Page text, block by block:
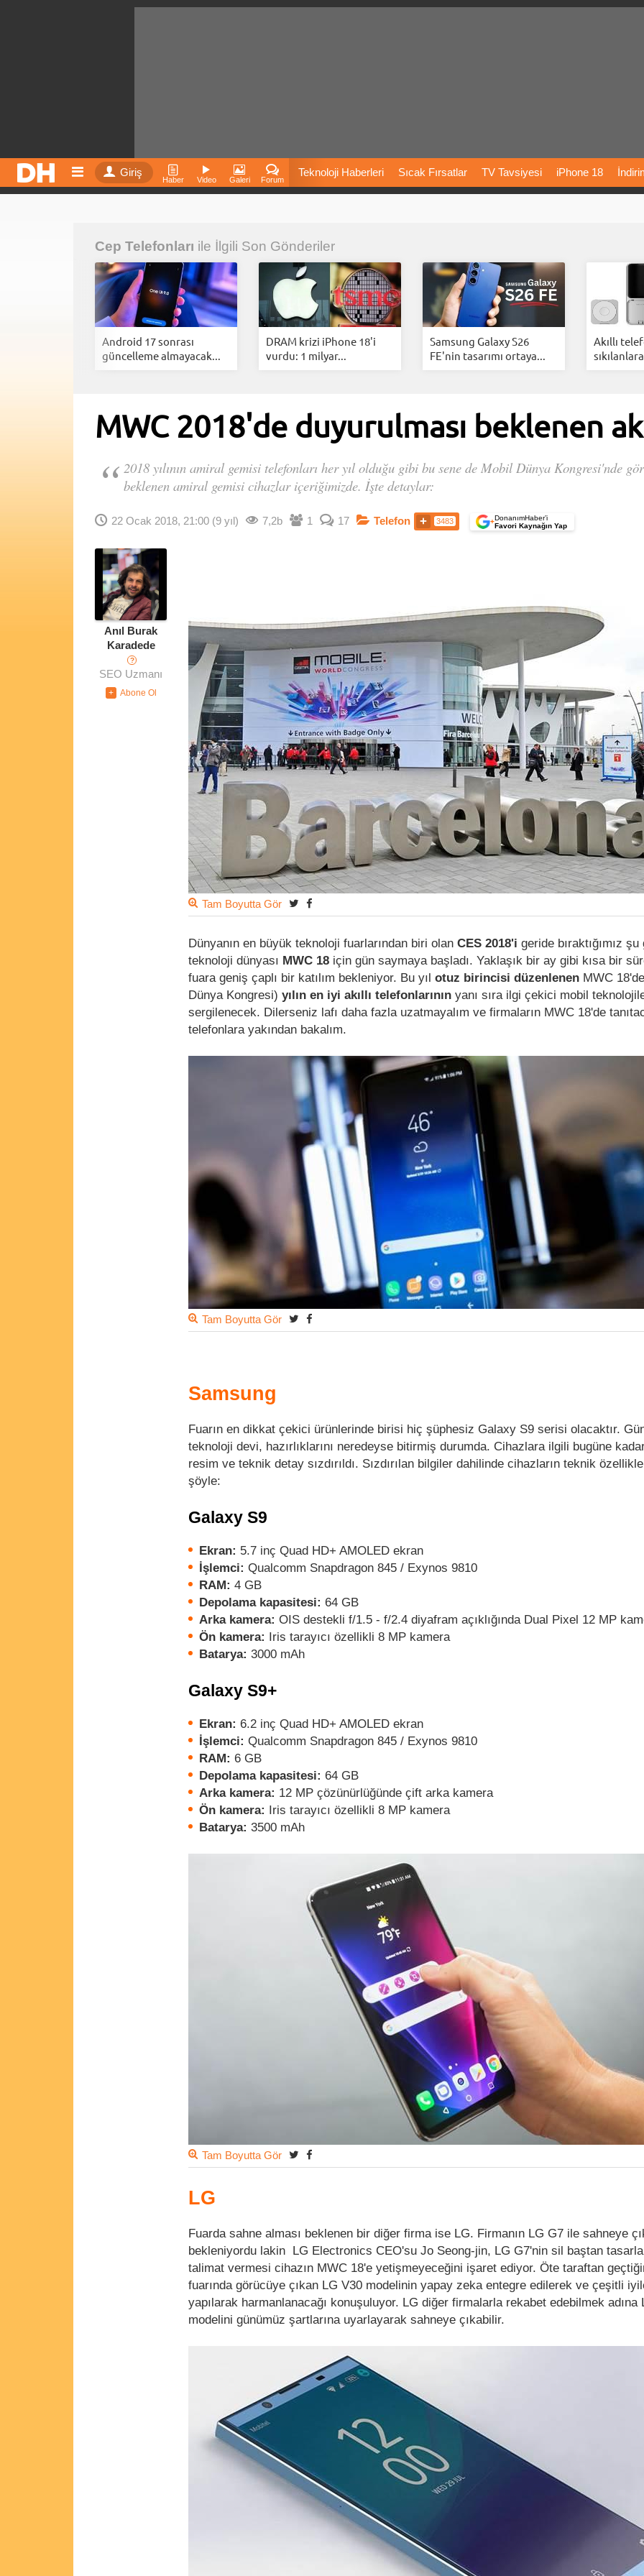
Giriş
Haber Video Galeri Forum
Teknoloji Haberleri Sıcak Fırsatlar TV Tavsiyesi iPhone 18
Fiyatları
İnstagram Dondurma İnstagram Çöktü Mü
Cep Telefonları ile İlgili Son Gönderiler
Android 17 sonrası
güncelleme almayacak...
DRAM krizi iPhone 18'i
vurdu: 1 milyar...
Samsung Galaxy S26
FE'nin tasarımı ortaya...
Akıllı
MWC 2018'de duyurulması beklenen
2018 yılının amiral gemisi telefonları her yıl olduğu gibi bu sene de Mobil Dünya Kongresi'nde
beklenen amiral gemisi cihazlar içeriğimizde. İşte detaylar:
22 Ocak 2018, 21:00 (9 yıl) 7,2b 1 17 Telefon 3483 +DonanımHaber’i
Favori Kaynağın Yap
Anıl Burak
Karadede
?
SEO Uzmanı
Tam Boyutta Gör
Dünyanın en büyük teknoloji fuarlarından biri olan CES 2018'i geride bıraktığımız
teknoloji dünyası MWC 18 için gün saymaya başladı. Yaklaşık bir ay gibi kısa bir
fuara geniş çaplı bir katılım bekleniyor. Bu yıl otuz birincisi düzenlenen MWC
Dünya Kongresi) yılın en iyi akıllı telefonlarının yanı sıra ilgi çekici mobil
sergilenecek. Dilerseniz lafı daha fazla uzatmayalım ve firmaların MWC 18'de
telefonlara yakından bakalım.
Tam Boyutta Gör
Samsung
Fuarın en dikkat çekici ürünlerinde birisi hiç şüphesiz Galaxy S9 serisi olacaktır.
teknoloji devi, hazırlıklarını neredeyse bitirmiş durumda. Cihazlara ilgili bugüne
resim ve teknik detay sızdırıldı. Sızdırılan bilgiler dahilinde cihazların teknik
şöyle:
Galaxy S9
Ekran: 5.7 inç Quad HD+ AMOLED ekran
İşlemci: Qualcomm Snapdragon 845 / Exynos 9810
RAM: 4 GB
Depolama kapasitesi: 64 GB
Arka kamera: OIS destekli f/1.5 - f/2.4 diyafram açıklığında Dual Pixel 12 MP
Ön kamera: Iris tarayıcı özellikli 8 MP kamera
Batarya: 3000 mAh
Galaxy S9+
Ekran: 6.2 inç Quad HD+ AMOLED ekran
İşlemci: Qualcomm Snapdragon 845 / Exynos 9810
RAM: 6 GB
Depolama kapasitesi: 64 GB
Arka kamera: 12 MP çözünürlüğünde çift arka kamera
Ön kamera: Iris tarayıcı özellikli 8 MP kamera
Batarya: 3500 mAh
Tam Boyutta Gör
LG
Fuarda sahne alması beklenen bir diğer firma ise LG. Firmanın LG G7 ile sahneye
bekleniyordu lakin LG Electronics CEO'su Jo Seong-jin, LG G7'nin sil baştan
talimat vermesi cihazın MWC 18'e yetişmeyeceğini işaret ediyor. Öte taraftan
fuarında görücüye çıkan LG V30 modelinin yapay zeka entegre edilerek ve çeşitli
yapılarak harmanlanacağı konuşuluyor. LG diğer firmalarla rekabet edebilmek adına
modelini günümüz şartlarına uyarlayarak sahneye çıkabilir.